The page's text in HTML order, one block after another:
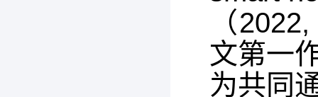
（
文第一
为共同